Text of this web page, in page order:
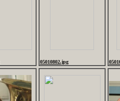
05010802.jpg